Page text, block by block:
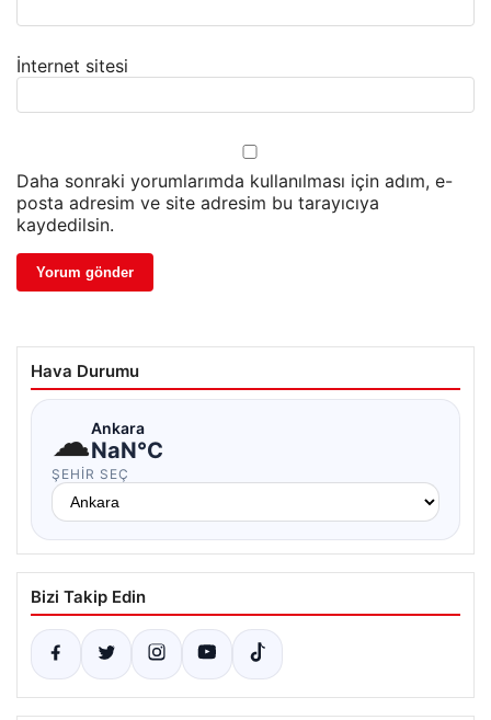
İnternet sitesi
Daha sonraki yorumlarımda kullanılması için adım, e-
posta adresim ve site adresim bu tarayıcıya
kaydedilsin.
Hava Durumu
☁Ankara
NaN°C
ŞEHIR SEÇ
Bizi Takip Edin